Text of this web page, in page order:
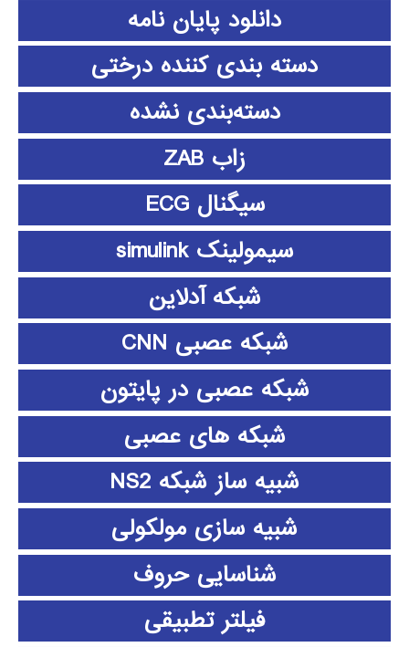
دانلود پايان نامه
دسته بندی کننده درختی
دسته‌بندی نشده
زاب ZAB
سیگنال ECG
سیمولینک simulink
شبکه آدلاین
شبکه عصبی CNN
شبکه عصبی در پایتون
شبکه های عصبی
شبیه ساز شبکه NS2
شبیه سازی مولکولی
شناسایی حروف
فیلتر تطبیقی